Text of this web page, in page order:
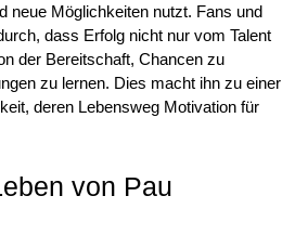
neue Möglichkeiten nutzt. Fans und
dass Erfolg nicht nur vom Talent
der Bereitschaft, Chancen zu
zu lernen. Dies macht ihn zu einer
deren Lebensweg Motivation für
von Pau